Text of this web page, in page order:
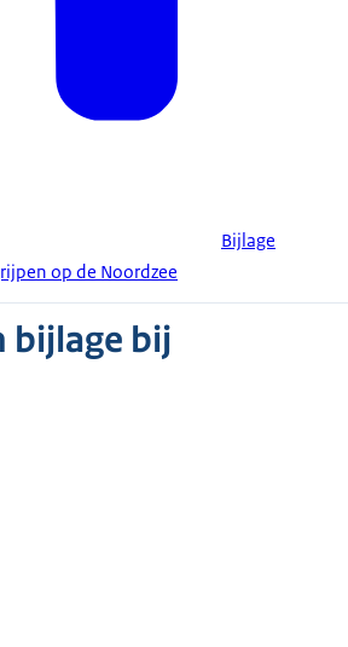
Bijlage
op de Noordzee
bijlage bij